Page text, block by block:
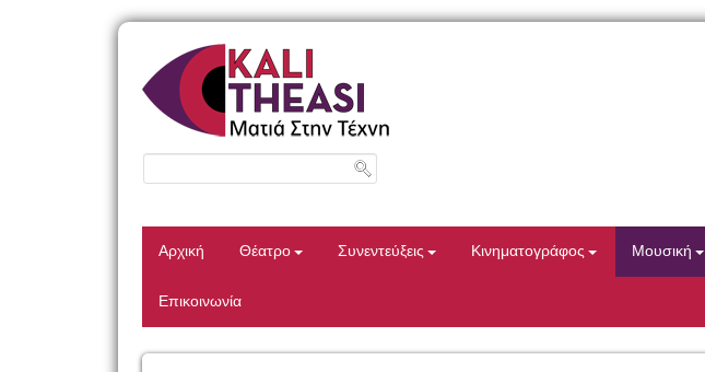
Αρχική Θέατρο Συνεντεύξεις Κινηματογράφος Μουσική
Επικοινωνία